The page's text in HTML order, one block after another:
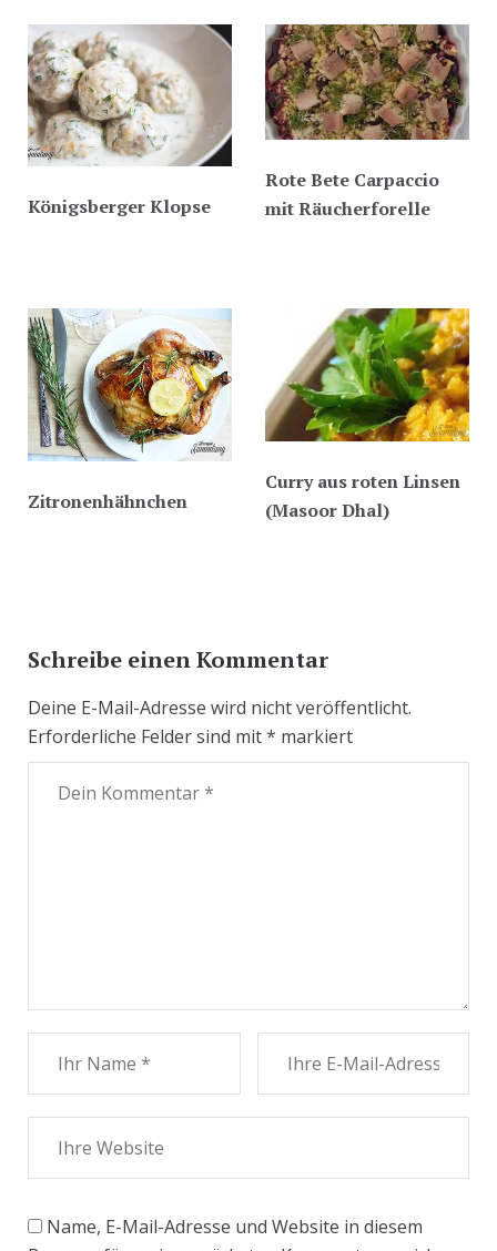
Königsberger Klopse
Rote Bete Carpaccio
mit Räucherforelle
Zitronenhähnchen
Curry aus roten Linsen
(Masoor Dhal)
Schreibe einen Kommentar
Deine E-Mail-Adresse wird nicht veröffentlicht.
Erforderliche Felder sind mit* markiert
Name, E-Mail-Adresse und Website in diesem